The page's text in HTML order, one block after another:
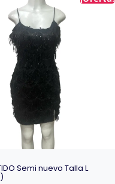
Semi nuevo Talla L